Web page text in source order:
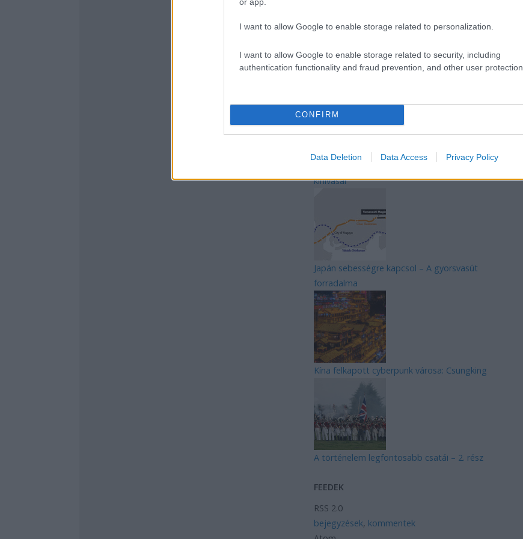
I want to allow Google to enable storage related to personalization.
I want to allow Google to enable storage related to security, including
authentication functionality and fraud prevention, and other user protection.
CONFIRM
Data Deletion Data Access Privacy Policy
Mik alakítják a gondolkodásod? Avagy a
Az egygyermekes politika és Kína gazdasági
kihívásai
Japán sebességre kapcsol – A gyorsvasút
forradalma
Kína felkapott cyberpunk városa: Csungking
A történelem legfontosabb csatái – 2. rész
FEEDEK
RSS 2.0
bejegyzések, kommentek